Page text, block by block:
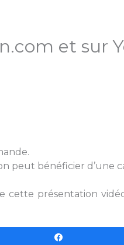
et sur
peut bénéficier d’une
cette présentation